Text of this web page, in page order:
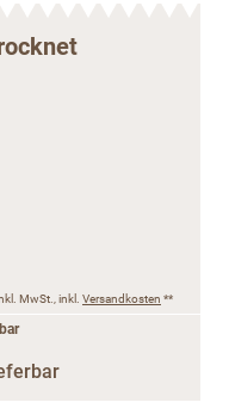
MwSt., inkl. Versandkosten **